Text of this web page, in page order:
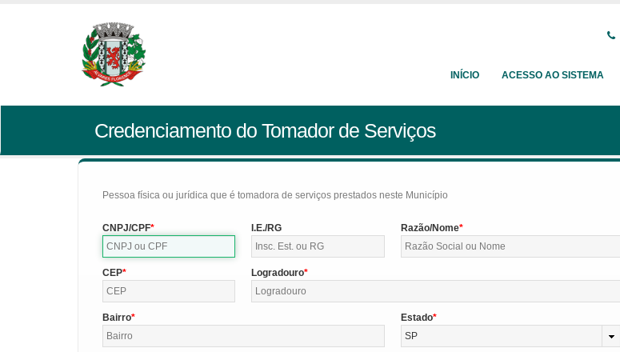
INÍCIO ACESSO AO SISTEMA
Credenciamento do Tomador de Serviços
Pessoa física ou jurídica que é tomadora de serviços prestados neste Município
CNPJ/CPF I.E./RG Razão/Nome
CEP Logradouro
Bairro
Estado
SP